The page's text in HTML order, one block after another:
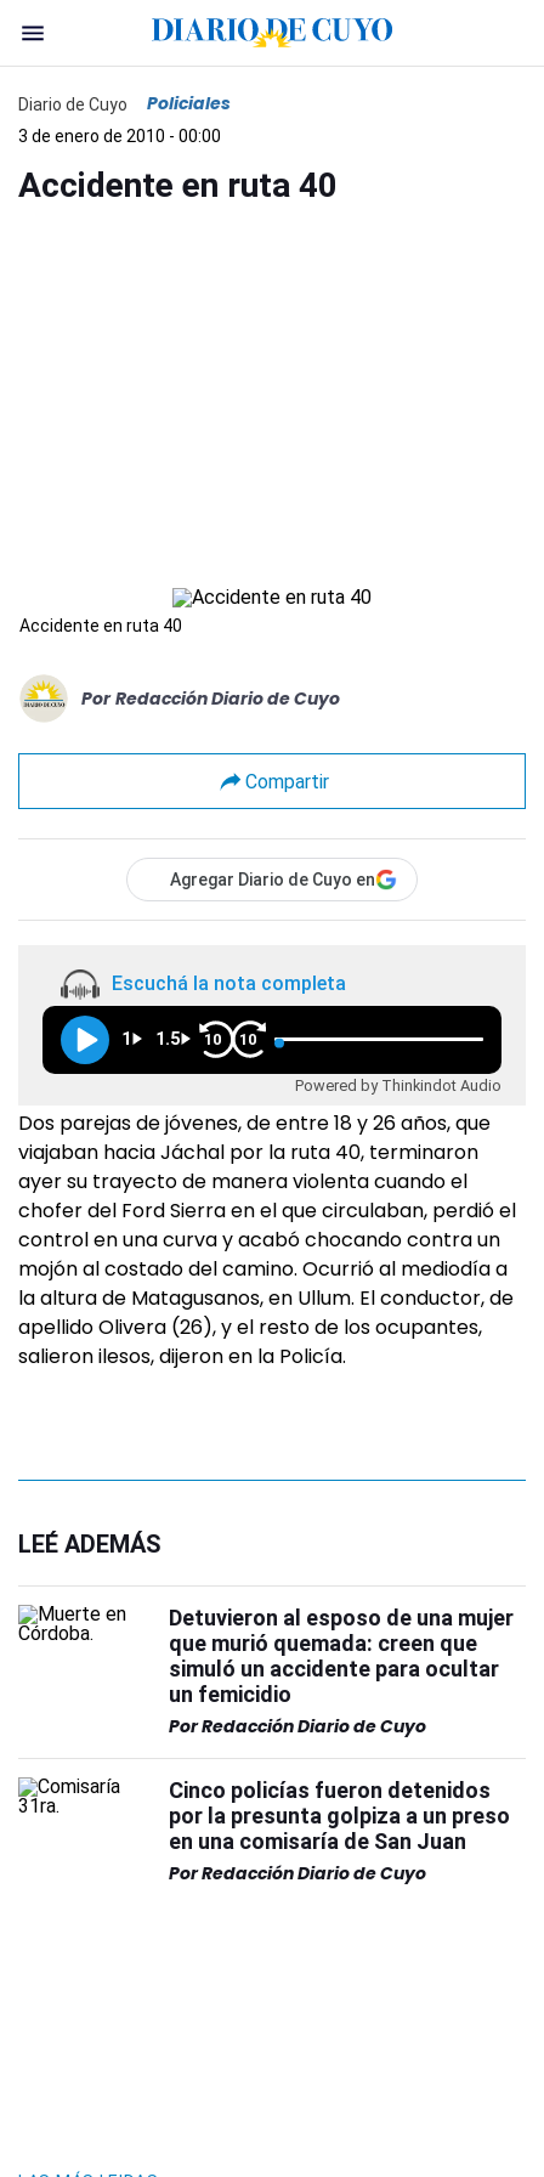
Diario de Cuyo Policiales
3 de enero de 2010 - 00:00
Accidente en ruta 40
Accidente en ruta 40
Por Redacción Diario de Cuyo
Compartir
Agregar Diario de Cuyo en
Escuchá la nota completa
1 1.5 10 10
Powered by Thinkindot Audio
Dos parejas de jóvenes, de entre 18 y 26 años, que
viajaban hacia Jáchal por la ruta 40, terminaron
ayer su trayecto de manera violenta cuando el
chofer del Ford Sierra en el que circulaban, perdió el
control en una curva y acabó chocando contra un
mojón al costado del camino. Ocurrió al mediodía a
la altura de Matagusanos, en Ullum. El conductor, de
apellido Olivera (26), y el resto de los ocupantes,
salieron ilesos, dijeron en la Policía.
LEÉ ADEMÁS
Detuvieron al esposo de una mujer
que murió quemada: creen que
simuló un accidente para ocultar
un femicidio
PorRedacción Diario de Cuyo
Cinco policías fueron detenidos
por la presunta golpiza a un preso
en una comisaría de San Juan
PorRedacción Diario de Cuyo